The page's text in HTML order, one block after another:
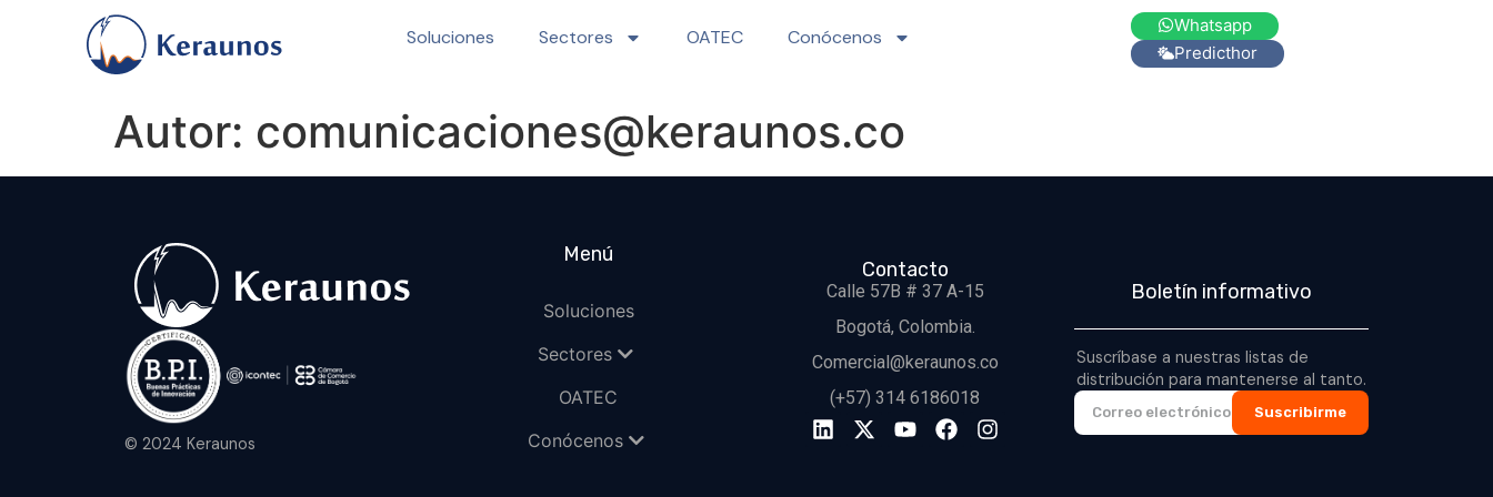
Soluciones Sectores OATEC Conócenos
Whatsapp
Predicthor
Autor: comunicaciones@keraunos.co
© 2024 Keraunos
Menú
Soluciones
Sectores
OATEC
Conócenos
Contacto
Calle 57B # 37 A-15
Bogotá, Colombia.
Comercial@keraunos.co
(+57) 314 6186018
Boletín informativo
Suscríbase a nuestras listas de
distribución para mantenerse al tanto.
Suscribirme